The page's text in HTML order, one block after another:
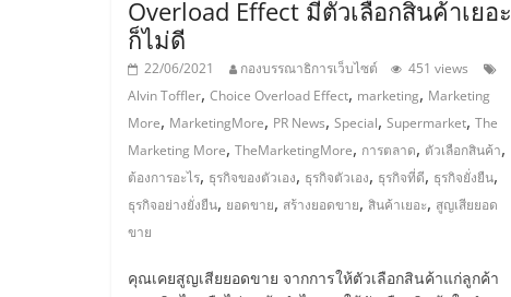
พร้อม
ทำเล
สำหรับ
เปิด
Overload Effect มีตัวเลือกสินค้าเยอะ
ก็ไม่ดี
22/06/2021 กองบรรณาธิการเว็บไซต์
451 views
Alvin Toffler, Choice Overload Effect, marketing, Marketing
More, MarketingMore, PR News, Special, Supermarket, The
Marketing More, TheMarketingMore, การตลาด, ตัวเลือกสินค้า,
ต้องการอะไร, ธุรกิจของตัวเอง, ธุรกิจตัวเอง, ธุรกิจที่ดี, ธุรกิจยั่งยืน,
ธุรกิจอย่างยั่งยืน, ยอดขาย, สร้างยอดขาย, สินค้าเยอะ, สูญเสียยอด
ขาย
คุณเคยสูญเสียยอดขาย จากการให้ตัวเลือกสินค้าแก่ลูกค้า